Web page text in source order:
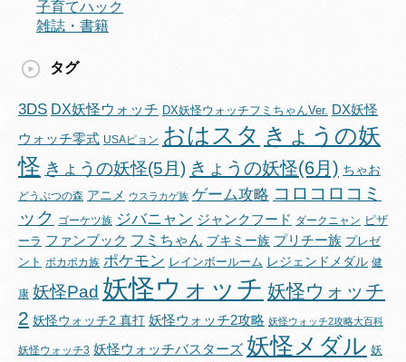
子育てハック
雑誌・書籍
タグ
3DS DX妖怪ウォッチ DX妖怪ウォッチフミちゃんVer. DX妖怪
ウォッチ零式 USAピョン おはスタ きょうの妖
怪 きょうの妖怪(5月) きょうの妖怪(6月) ちゃお
どうぶつの森 アニメ ウスラカゲ族 ゲーム攻略 コロコロコミ
ック ゴーケツ族 ジバニャン ジャンクフード ダークニャン ピザ
ーラ ファンブック フミちゃん ブキミー族 プリチー族 プレゼ
ント ポカポカ族 ポケモン レインボールーム レジェンドメダル 健
康 妖怪Pad 妖怪ウォッチ 妖怪ウォッチ
2 妖怪ウォッチ2 真打 妖怪ウォッチ2攻略 妖怪ウォッチ2攻略大百科
妖怪ウォッチ3 妖怪ウォッチバスターズ 妖怪メダル 妖